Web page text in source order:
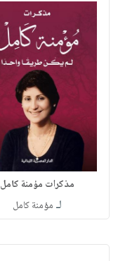
مذكرات مؤمنة كامل
لـ مؤمنة كامل